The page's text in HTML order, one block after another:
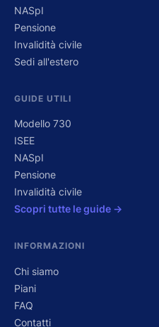
NASpI
Pensione
Invalidità civile
Sedi all'estero
GUIDE UTILI
Modello 730
ISEE
NASpI
Pensione
Invalidità civile
Scopri tutte le guide →
INFORMAZIONI
Chi siamo
Piani
FAQ
Contatti